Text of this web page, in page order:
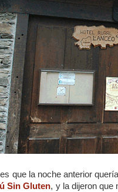
que la noche anterior
Sin Gluten, y la dijeron que